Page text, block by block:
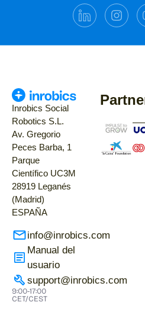
Inrobics Social
Robotics S.L.
Av. Gregorio
Peces Barba, 1
Parque
Científico UC3M
28919 Leganés
(Madrid)
ESPAÑA
info@inrobics.com
Manual del
usuario
support@inrobics.com
9:00-17:00
CET/CEST